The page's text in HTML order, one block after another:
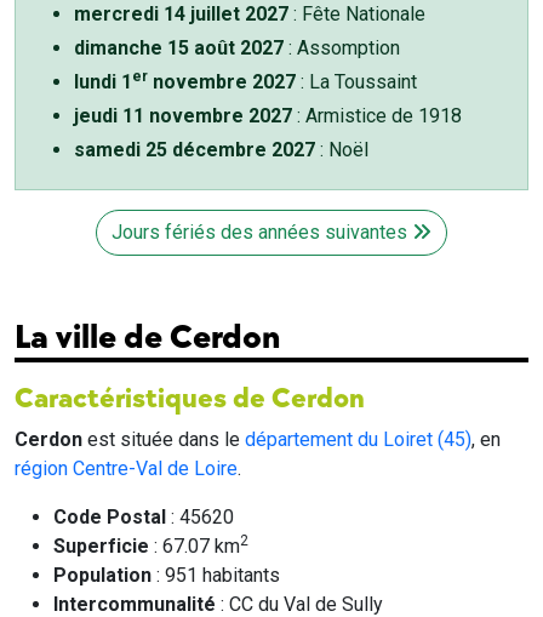
mercredi 14 juillet 2027 : Fête Nationale
dimanche 15 août 2027 : Assomption
lundi 1 er novembre 2027 : La Toussaint
jeudi 11 novembre 2027 : Armistice de 1918
samedi 25 décembre 2027 : Noël
Jours fériés des années suivantes
La ville de Cerdon
Caractéristiques de Cerdon
Cerdon est située dans le département du Loiret (45), en
région Centre-Val de Loire.
Code Postal : 45620
Superficie : 67.07 km2
Population : 951 habitants
Intercommunalité : CC du Val de Sully